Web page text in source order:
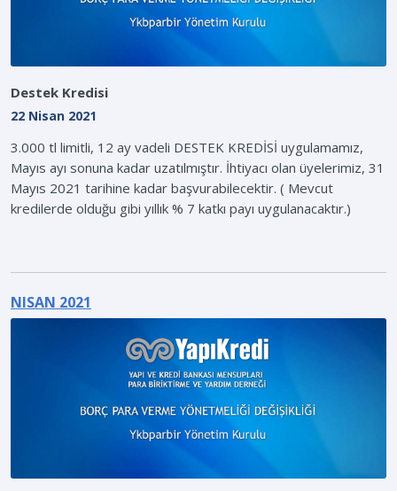
Destek Kredisi
22 Nisan 2021
3.000 tl limitli, 12 ay vadeli DESTEK KREDİSİ uygulamamız,
Mayıs ayı sonuna kadar uzatılmıştır. İhtiyacı olan üyelerimiz, 31
Mayıs 2021 tarihine kadar başvurabilecektir. ( Mevcut
kredilerde olduğu gibi yıllık % 7 katkı payı uygulanacaktır.)
NISAN 2021